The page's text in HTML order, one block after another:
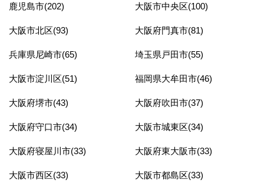
鹿児島市(202) 大阪市中央区(100)
大阪市北区(93) 大阪府門真市(81)
兵庫県尼崎市(65) 埼玉県戸田市(55)
大阪市淀川区(51) 福岡県大牟田市(46)
大阪府堺市(43) 大阪府吹田市(37)
大阪府守口市(34) 大阪市城東区(34)
大阪府寝屋川市(33) 大阪府東大阪市(33)
大阪市西区(33) 大阪市都島区(33)